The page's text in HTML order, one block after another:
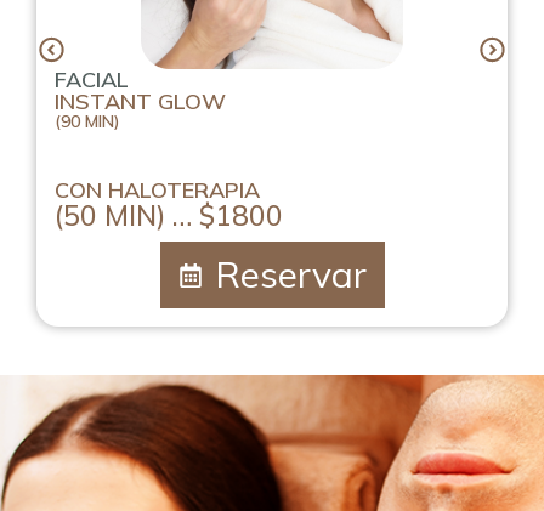
FACIAL
INSTANT GLOW
(90 MIN)
CON HALOTERAPIA
(50 MIN) … $1800
Reservar